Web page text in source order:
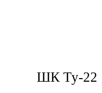
ШК Ту-22